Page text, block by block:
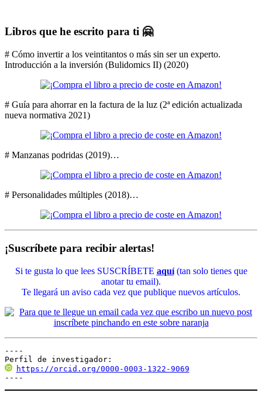
Libros que he escrito para ti 🤗
# Cómo invertir a los veintitantos o más sin ser un experto.
Introducción a la inversión (Bulidomics II) (2020)
# Guía para ahorrar en la factura de la luz (2ª edición actualizada
nueva normativa 2021)
# Manzanas podridas (2019)…
# Personalidades múltiples (2018)…
¡Suscríbete para recibir alertas!
Si te gusta lo que lees SUSCRÍBETE aquí(tan solo tienes que
anotar tu email).
Te llegará un aviso cada vez que publique nuevos artículos.
----
Perfil de investigador:
https://orcid.org/0000-0003-1322-9069
----